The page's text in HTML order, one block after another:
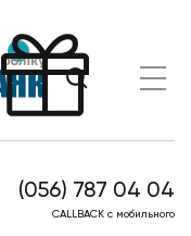
(056) 787 04 04
CALLBACK с мобильного
в реестре